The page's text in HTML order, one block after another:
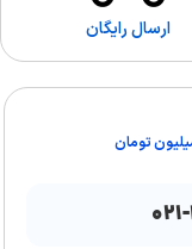
ارسال رایگان